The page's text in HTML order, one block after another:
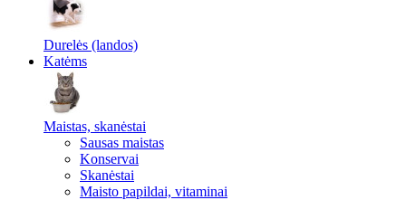
Durelės (landos)
Katėms
Maistas, skanėstai
Sausas maistas
Konservai
Skanėstai
Maisto papildai, vitaminai